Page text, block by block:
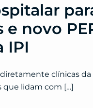
novo
IPI
clínicas da
que lidam com […]